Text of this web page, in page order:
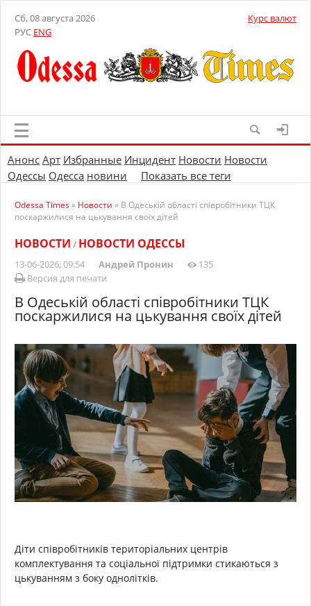
Сб, 08 августа 2026
РУС ENG
Курс валют
Анонс Арт Избранные Инцидент Новости Новости
Одессы Одесса новини Показать все теги
Odessa Times» Новости » В Одеській області співробітники ТЦК
поскаржилися на цькування своїх дітей
НОВОСТИ / НОВОСТИ ОДЕССЫ
13-06-2026, 09:54 Андрей Пронин
135
Версия для печати
В Одеській області співробітники ТЦК
поскаржилися на цькування своїх дітей
Діти співробітників територіальних центрів
комплектування та соціальної підтримки стикаються з
цькуванням з боку однолітків.